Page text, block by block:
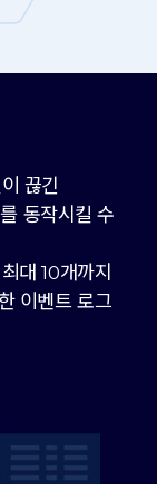
끊긴
동작시킬 수
대 10개까지
이벤트 로그